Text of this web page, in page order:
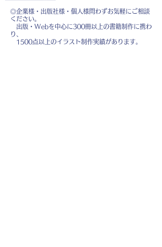
◎企業様・出版社様・個人様問わずお気軽にご相談
ください。
出版・Webを中心に300冊以上の書籍制作に携わ
り、
1500点以上のイラスト制作実績があります。